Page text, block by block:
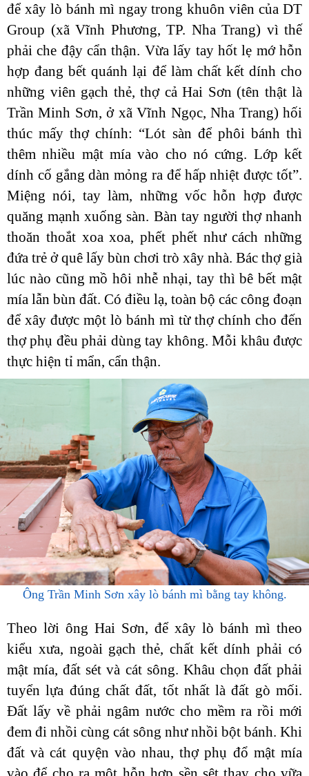
để xây lò bánh mì ngay trong khuôn viên của DT
Group (xã Vĩnh Phương, TP. Nha Trang) vì thế
phải che đậy cẩn thận. Vừa lấy tay hốt lẹ mớ hỗn
hợp đang bết quánh lại để làm chất kết dính cho
những viên gạch thẻ, thợ cả Hai Sơn (tên thật là
Trần Minh Sơn, ở xã Vĩnh Ngọc, Nha Trang) hối
thúc mấy thợ chính: “Lót sàn để phôi bánh thì
thêm nhiều mật mía vào cho nó cứng. Lớp kết
dính cố gắng dàn mỏng ra để hấp nhiệt được tốt”.
Miệng nói, tay làm, những vốc hỗn hợp được
quăng mạnh xuống sàn. Bàn tay người thợ nhanh
thoăn thoắt xoa xoa, phết phết như cách những
đứa trẻ ở quê lấy bùn chơi trò xây nhà. Bác thợ già
lúc nào cũng mồ hôi nhễ nhại, tay thì bê bết mật
mía lẫn bùn đất. Có điều lạ, toàn bộ các công đoạn
để xây được một lò bánh mì từ thợ chính cho đến
thợ phụ đều phải dùng tay không. Mỗi khâu được
thực hiện tỉ mẩn, cẩn thận.
Ông Trần Minh Sơn xây lò bánh mì bằng tay không.
Theo lời ông Hai Sơn, để xây lò bánh mì theo
kiểu xưa, ngoài gạch thẻ, chất kết dính phải có
mật mía, đất sét và cát sông. Khâu chọn đất phải
tuyển lựa đúng chất đất, tốt nhất là đất gò mối.
Đất lấy về phải ngâm nước cho mềm ra rồi mới
đem đi nhồi cùng cát sông như nhồi bột bánh. Khi
đất và cát quyện vào nhau, thợ phụ đổ mật mía